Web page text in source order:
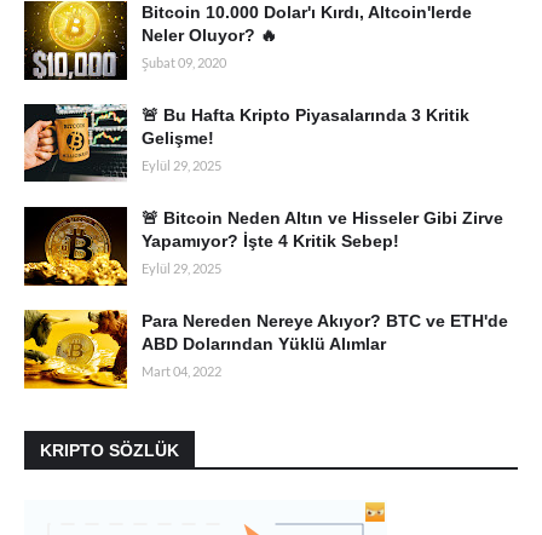
Bitcoin 10.000 Dolar'ı Kırdı, Altcoin'lerde
Neler Oluyor? 🔥
Şubat 09, 2020
🚨 Bu Hafta Kripto Piyasalarında 3 Kritik
Gelişme!
Eylül 29, 2025
🚨 Bitcoin Neden Altın ve Hisseler Gibi Zirve
Yapamıyor? İşte 4 Kritik Sebep!
Eylül 29, 2025
Para Nereden Nereye Akıyor? BTC ve ETH'de
ABD Dolarından Yüklü Alımlar
Mart 04, 2022
KRIPTO SÖZLÜK